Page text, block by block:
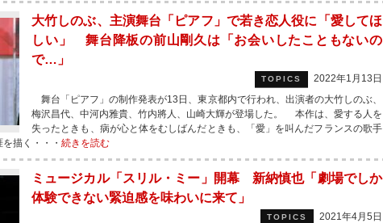
大竹しのぶ、主演舞台「ピアフ」で若き恋人役に「愛してほ
しい」 舞台降板の前山剛久は「お会いしたこともないの
で…」
TOPICS
2022年1月13日
舞台「ピアフ」の制作発表が13日、東京都内で行われ、出演者の大竹しのぶ、
梅沢昌代、中河内雅貴、竹内將人、山崎大輝が登場した。 本作は、愛する人を
失ったときも、病が心と体をむしばんだときも、「愛」を叫んだフランスの歌手
描く・・・ 続きを読む
ミュージカル「スリル・ミー」開幕 新納慎也「劇場でしか
体験できない緊迫感を味わいに来て」
TOPICS
2021年4月5日